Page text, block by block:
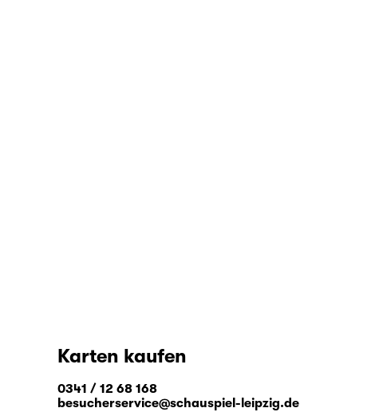
Karten kaufen
0341 / 12 68 168
besucherservice@schauspiel-leipzig.de